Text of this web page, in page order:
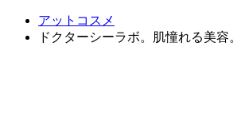
アットコスメ
ドクターシーラボ。肌憧れる美容。